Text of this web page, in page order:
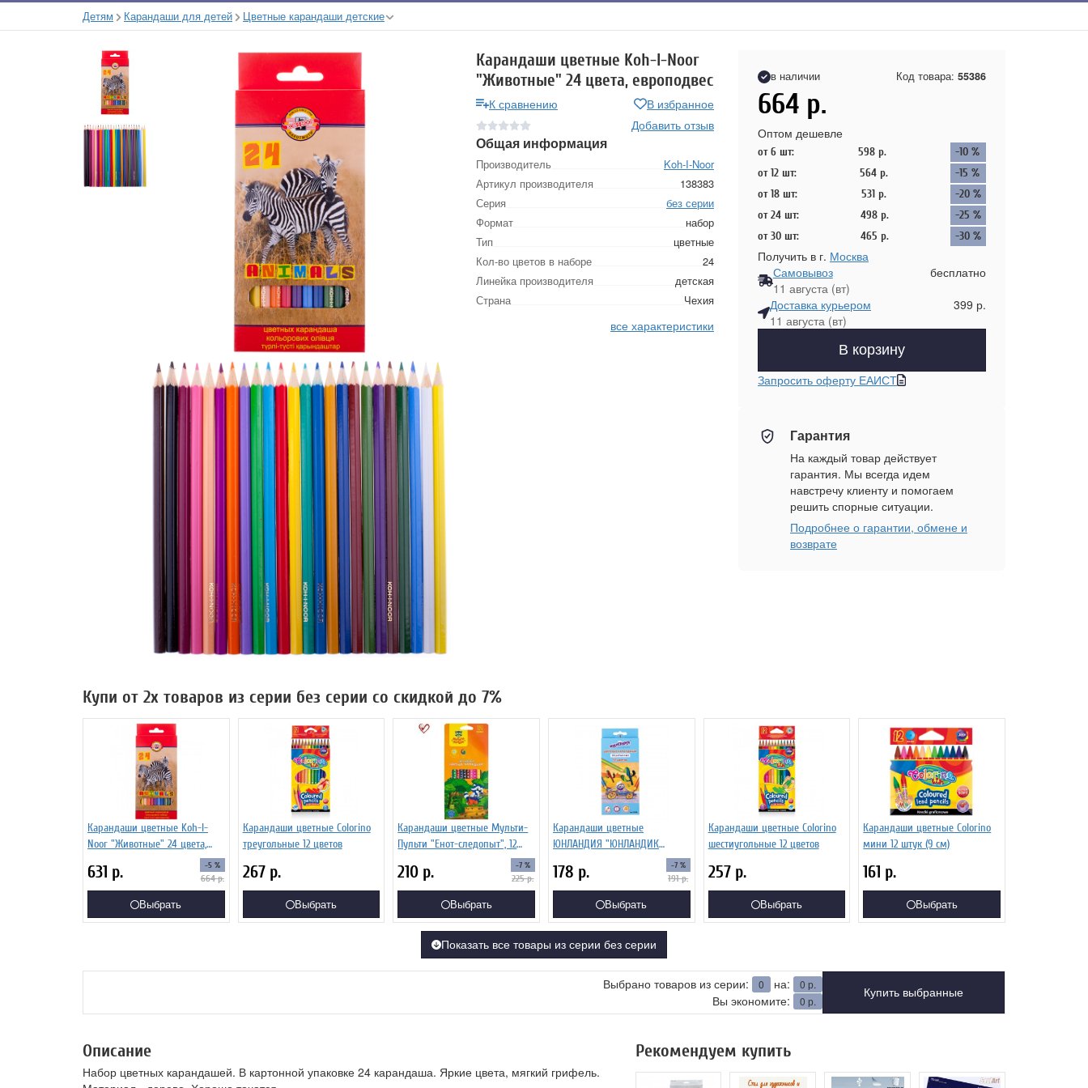
Детям Карандаши для детей Цветные карандаши детские
Карандаши цветные Koh-I-Noor
"Животные" 24 цвета, европодвес
К сравнению
В избранное
Добавить отзыв
Общая информация
Производитель
Koh-I-Noor
Артикул производителя
138383
Серия
без серии
Формат
набор
Тип
цветные
Кол-во цветов в наборе
24
Линейка производителя
детская
Страна
Чехия
все характеристики
в наличии Код товара: 55386
664 р.
Оптом дешевле
от 6 шт: 598 р.
-10 %
от 12 шт:
564 р.
-15 %
от 18 шт:
531 р.
-20 %
от 24 шт:
498 р.
-25 %
от 30 шт:
465 р. -30 %
Получить в г. Москва
Самовывоз
11 августа (вт)
бесплатно
Доставка курьером
11 августа (вт)
399 р.
В корзину
Запросить оферту ЕАИСТ
Гарантия
На каждый товар действует
гарантия. Мы всегда идем
навстречу клиенту и помогаем
решить спорные ситуации.
Подробнее о гарантии, обмене и
возврате
Купи от 2х товаров из серии без серии со скидкой до 7%
Карандаши цветные Koh-I-
Noor "Животные" 24 цвета,
631 р. -5 %
664р.
Выбрать
Карандаши цветные Colorino
треугольные 12 цветов
267 р.
Выбрать
Карандаши цветные Мульти-
Пульти "Енот-следопыт", 12
цветов, трехгранные,рисунок
на корпусе, картон
210 р. -7 %
225р.
Выбрать
Карандаши цветные
ЮНЛАНДИЯ "ЮНЛАНДИК
181388
178 р. -7 %
191р.
Выбрать
Карандаши цветные Colorino
шестиугольные 12 цветов
257 р.
Выбрать
Карандаши цветные Colorino
мини 12 штук (9 см)
161 р.
Выбрать
Показать все товары из серии без серии
Выбрано товаров из серии: 0 на: 0 р.
Вы экономите: 0 р.
Купить выбранные
Описание
Набор цветных карандашей. В картонной упаковке 24 карандаша. Яркие цвета, мягкий грифель.
Рекомендуем купить